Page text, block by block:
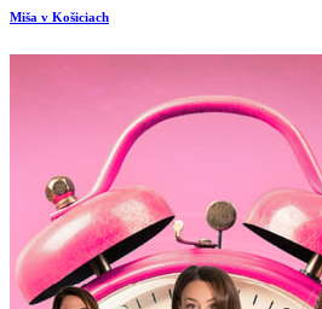
Miša v Košiciach